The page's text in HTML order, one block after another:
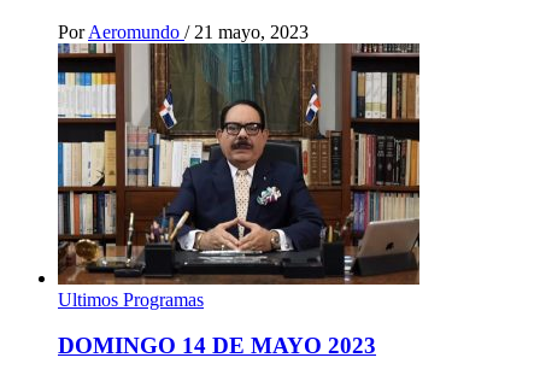
Por Aeromundo / 21 mayo, 2023
Ultimos Programas
DOMINGO 14 DE MAYO 2023